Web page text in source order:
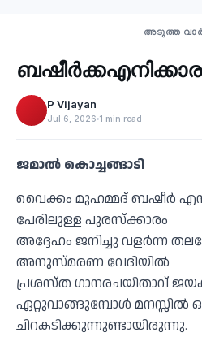
അടുത്ത
‹
P Vijayan
Jul 6, 2026 1 min read
ജമാൽ കൊച്ചങ്ങാടി
വൈക്കം മുഹമ്മദ് ബഷീർ എന്ന
പേരിലുള്ള പുരസ്ക്കാരം
അദ്ദേഹം ജനിച്ചു വളർന്ന
അനുസ്മരണ വേദിയിൽ
പ്രശസ്ത ഗാനരചയിതാവ്
ഏറ്റുവാങ്ങുമ്പോൾ മനസ്സിൽ
ചിറകടിക്കുന്നുണ്ടായിരുന്നു.